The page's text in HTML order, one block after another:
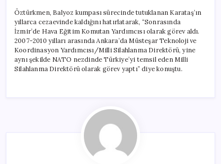
Öztürkmen, Balyoz kumpası sürecinde tutuklanan Karataş’ın
yıllarca cezaevinde kaldığını hatırlatarak, “Sonrasında
İzmir’de Hava Eğitim Komutan Yardımcısı olarak görev aldı.
2007-2010 yılları arasında Ankara’da Müsteşar Teknoloji ve
Koordinasyon Yardımcısı/Milli Silahlanma Direktörü, yine
aynı şekilde NATO nezdinde Türkiye’yi temsil eden Milli
Silahlanma Direktörü olarak görev yaptı” diye konuştu.